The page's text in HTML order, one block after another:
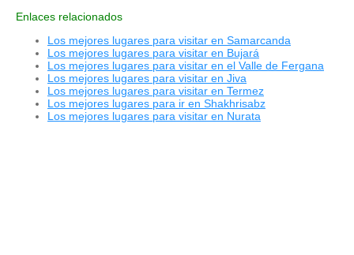
Enlaces relacionados
Los mejores lugares para visitar en Samarcanda
Los mejores lugares para visitar en Bujará
Los mejores lugares para visitar en el Valle de Fergana
Los mejores lugares para visitar en Jiva
Los mejores lugares para visitar en Termez
Los mejores lugares para ir en Shakhrisabz
Los mejores lugares para visitar en Nurata